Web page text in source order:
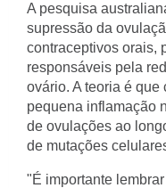
A pesquisa
supressão da
contraceptivos orais,
responsáveis pela
ovário. A teoria é
pequena inflamação
de ovulações ao
de mutações
"É importante